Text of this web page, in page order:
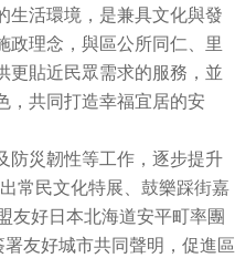
生活環境，是兼具文化與發
政理念，與區公所同仁、里
更貼近民眾需求的服務，並
，共同打造幸福宜居的安
防災韌性等工作，逐步提升
常民文化特展、鼓樂踩街嘉
友好日本北海道安平町率團
友好城市共同聲明，促進區